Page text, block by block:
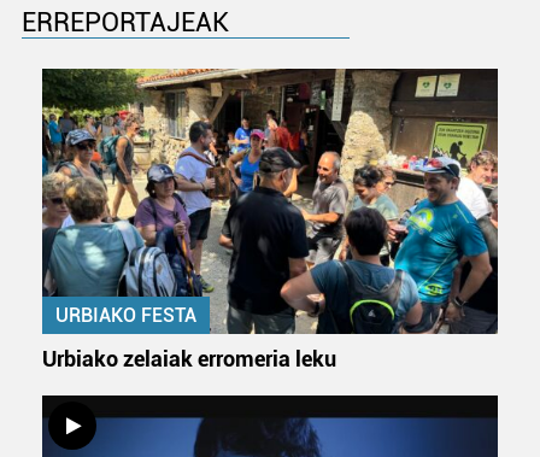
ERREPORTAJEAK
URBIAKO FESTA
Urbiako zelaiak erromeria leku